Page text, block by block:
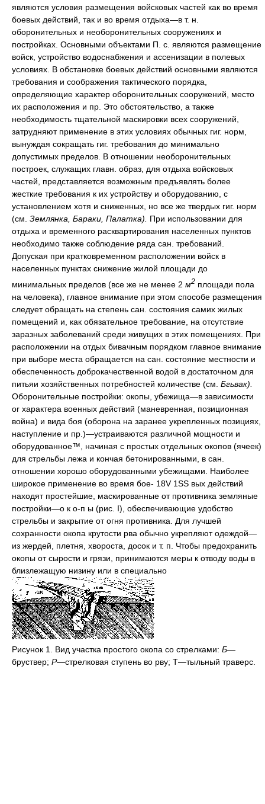
являются условия размещения войсковых частей как во время
боевых действий, так и во время отдыха—в т. н.
оборонительных и необоронительных сооружениях и
постройках. Основными объектами П. с. являются размещение
войск, устройство водоснабжения и ассенизации в полевых
условиях. В обстановке боевых действий основными являются
требования и соображения тактического порядка,
определяющие характер оборонительных сооружений, место
их расположения и пр. Это обстоятельство, а также
необходимость тщательной маскировки всех сооружений,
затрудняют применение в этих условиях обычных гиг. норм,
вынуждая сокращать гиг. требования до минимально
допустимых пределов. В отношении необоронительных
построек, служащих главн. образ, для отдыха войсковых
частей, представляется возможным предъявлять более
жесткие требования к их устройству и оборудованию, с
установлением хотя и сниженных, но все же твердых гиг. норм
(см. Землянка, Бараки, Палатка).
При использовании для
отдыха и временного расквартирования населенных пунктов
необходимо также соблюдение ряда сан. требований.
Допуская при кратковременном расположении войск в
населенных пунктах снижение жилой площади до
минимальных пределов (все же не менее 2 м2 площади пола
на человека), главное внимание при этом способе размещения
следует обращать на степень сан. состояния самих жилых
помещений и, как обязательное требование, на отсутствие
заразных заболеваний среди живущих в этих помещениях. При
расположении на отдых бивачным порядком главное внимание
при выборе места обращается на сан. состояние местности и
обеспеченность доброкачественной водой в достаточном для
питьяи хозяйственных потребностей количестве (см. Бгьвак).
Оборонительные постройки: окопы, убежища—в зависимости
or характера военных действий (маневренная, позиционная
война) и вида боя (оборона на заранее укрепленных позициях,
наступление и пр.)—устраиваются различной мощности и
оборудованное™, начиная с простых отдельных окопов (ячеек)
для стрельбы лежа и кончая бетонированными, в сан.
отношении хорошо оборудованными убежищами. Наиболее
широкое применение во время бое- 18V 1SS вых действий
находят простейшие, маскированные от противника земляные
постройки—о к о-п ы (рис. I), обеспечивающие удобство
стрельбы и закрытие от огня противника. Для лучшей
сохранности окопа крутости рва обычно укрепляют одеждой—
из жердей, плетня, хвороста, досок и т. п. Чтобы предохранить
окопы от сырости и грязи, принимаются меры к отводу воды в
близлежащую низину или в специально
Рисунок 1. Вид участка простого окопа со стрелками: Б—
бруствер; Р—стрелковая ступень во рву; Т—тыльный траверс.